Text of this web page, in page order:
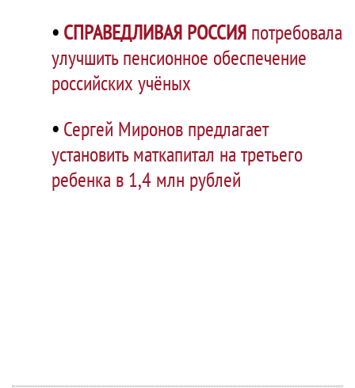
• СПРАВЕДЛИВАЯ РОССИЯ потребовала
улучшить пенсионное обеспечение
российских учёных
• Сергей Миронов предлагает
установить маткапитал на третьего
ребенка в 1,4 млн рублей